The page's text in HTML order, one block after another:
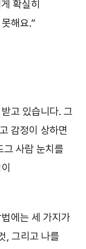
확실히
해요.”
고 있습니다. 그
감정이 상하면
그 사람 눈치를
에는 세 가지가
, 그리고 나를